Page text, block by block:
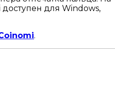
для Windows,
.